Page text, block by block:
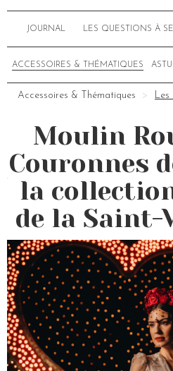
JOURNAL LES QUESTIONS À
ACCESSOIRES & THÉMATIQUES
Accessoires & Thématiques Les
Moulin
Couronnes
la
de la Saint-